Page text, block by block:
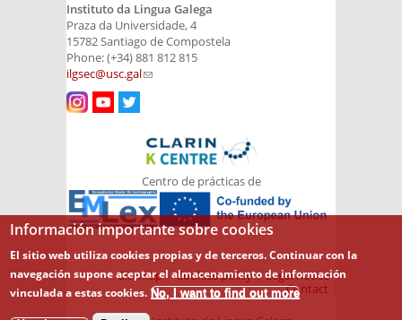
Instituto da Lingua Galega
Praza da Universidade, 4
15782 Santiago de Compostela
Phone: (+34) 881 812 815
ilgsec@usc.gal(link sends e-mail)
Centro de prácticas de
Legal notice
Cookies policy
Sitemap
Contact
Información importante sobre cookies
El sitio web utiliza cookies propias y de terceros. Continuar con la
navegación supone aceptar el almacenamiento de información
vinculada a estas cookies. No, I want to find out more